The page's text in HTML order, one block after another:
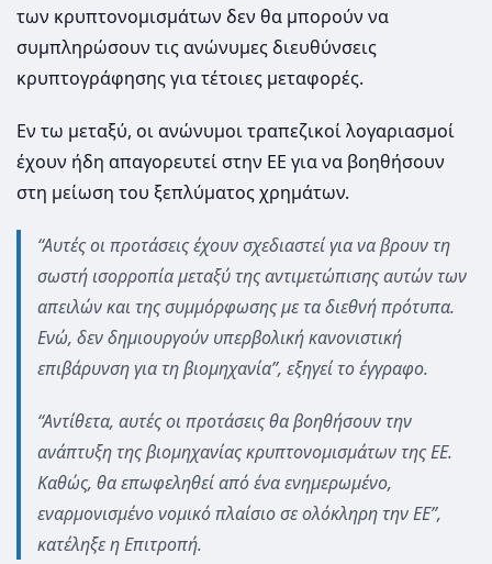
των κρυπτονομισμάτων δεν θα μπορούν να
συμπληρώσουν τις ανώνυμες διευθύνσεις
κρυπτογράφησης για τέτοιες μεταφορές.
Εν τω μεταξύ, οι ανώνυμοι τραπεζικοί λογαριασμοί
έχουν ήδη απαγορευτεί στην ΕΕ για να βοηθήσουν
στη μείωση του ξεπλύματος χρημάτων.
“Αυτές οι προτάσεις έχουν σχεδιαστεί για να βρουν τη
σωστή ισορροπία μεταξύ της αντιμετώπισης αυτών των
απειλών και της συμμόρφωσης με τα διεθνή πρότυπα.
Ενώ, δεν δημιουργούν υπερβολική κανονιστική
επιβάρυνση για τη βιομηχανία”, εξηγεί το έγγραφο.
“Αντίθετα, αυτές οι προτάσεις θα βοηθήσουν την
ανάπτυξη της βιομηχανίας κρυπτονομισμάτων της ΕΕ.
Καθώς, θα επωφεληθεί από ένα ενημερωμένο,
εναρμονισμένο νομικό πλαίσιο σε ολόκληρη την ΕΕ”,
κατέληξε η Επιτροπή.